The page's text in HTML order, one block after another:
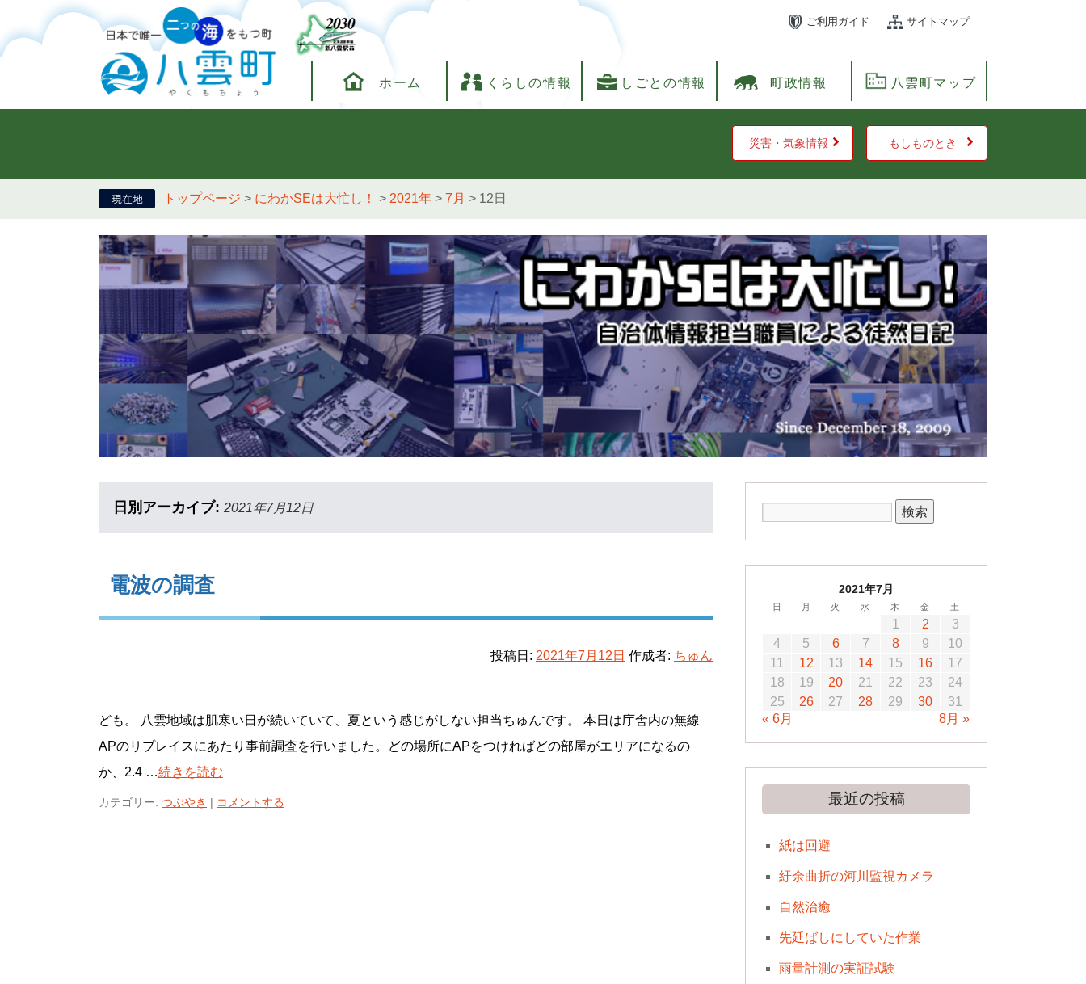
ご利用ガイド サイトマップ
ホーム くらしの情報 しごとの情報 町政情報 八雲町マップ
災害・気象情報 もしものとき
トップページ > にわかSEは大忙し！ > 2021年 > 7月 > 12日
日別アーカイブ: 2021年7月12日
電波の調査
投稿日: 2021年7月12日 作成者: ちゅん
ども。 八雲地域は肌寒い日が続いていて、夏という感じがしない担当ちゅんです。 本日は庁舎内の無線
APのリプレイスにあたり事前調査を行いました。どの場所にAPをつければどの部屋がエリアになるの
か、2.4 …続きを読む
カテゴリー: つぶやき | コメントする
2021年7月
日 月 火 水 木 金 土
1 2
3
4
5 6 7 8 9
10
11
12 13 14 15 16
17
18
19 20 21 22 23
24
25
26 27 28 29 30
31
« 6月
8月 »
最近の投稿
紙は回避
紆余曲折の河川監視カメラ
自然治癒
先延ばしにしていた作業
雨量計測の実証試験